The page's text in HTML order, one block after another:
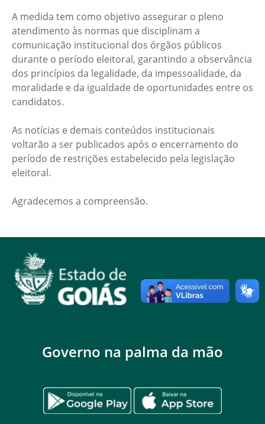
A medida tem como objetivo assegurar o pleno
atendimento às normas que disciplinam a
comunicação institucional dos órgãos públicos
durante o período eleitoral, garantindo a observância
dos princípios da legalidade, da impessoalidade, da
moralidade e da igualdade de oportunidades entre os
candidatos.
As notícias e demais conteúdos institucionais
voltarão a ser publicados após o encerramento do
período de restrições estabelecido pela legislação
eleitoral.
Agradecemos a compreensão.
Governo na palma da mão